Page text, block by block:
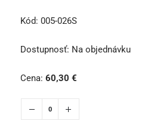
Kód: 005-026S
Dostupnosť: Na objednávku
Cena: 60,30 €